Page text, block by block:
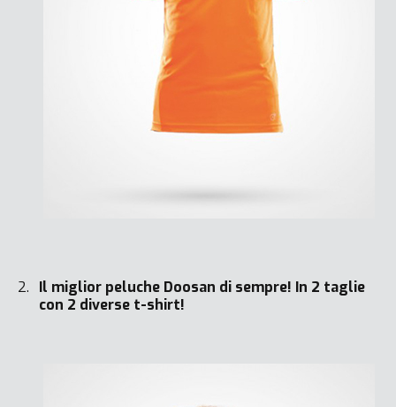
Il miglior peluche Doosan di sempre! In 2 taglie
con 2 diverse t-shirt!